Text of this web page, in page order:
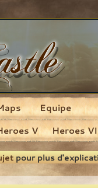
V Heroes VI
Equipe
pour plus